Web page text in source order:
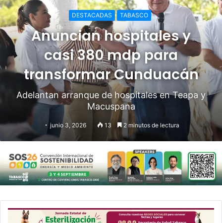
DESTACADAS TABASCO
Anuncian hospitales y
casi 380 mdp para
transformar Cunduacán
Adelantan arranque de hospitales en Teapa y
Macuspana
junio 3, 2026 13 2 minutos de lectura